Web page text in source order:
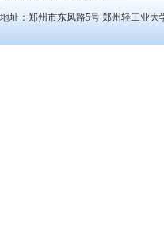
地址：郑州市东风路5号 郑州轻工业大